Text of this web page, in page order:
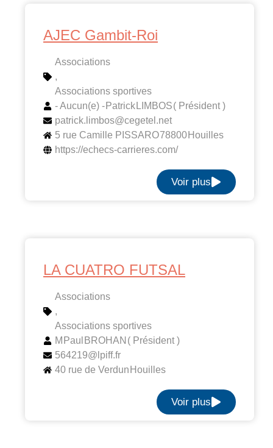
AJEC Gambit-Roi
Associations
,
Associations sportives
- Aucun(e) - Patrick LIMBOS( Président )
patrick.limbos@cegetel.net
5 rue Camille PISSARO78800 Houilles
https://echecs-carrieres.com/
Voir plus
LA CUATRO FUTSAL
Associations
,
Associations sportives
M Paul BROHAN ( Président )
564219@lpiff.fr
40 rue de Verdun Houilles
Voir plus